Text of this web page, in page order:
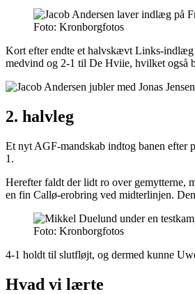
Foto: Kronborgfotos
Kort efter endte et halvskævt Links-indlæg
medvind og 2-1 til De Hviie, hvilket også
2. halvleg
Et nyt AGF-mandskab indtog banen efter
1.
Herefter faldt der lidt ro over gemytterne,
en fin Callø-erobring ved midterlinjen.
Foto: Kronborgfotos
4-1 holdt til slutfløjt, og dermed kunne
Hvad vi lærte